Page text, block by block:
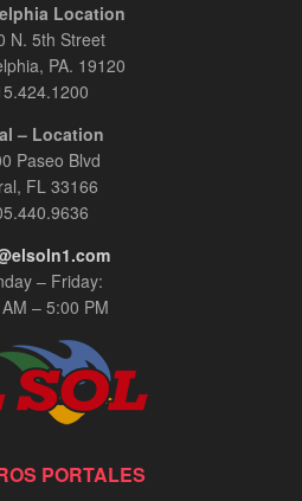
Location
N. 5th Street
PA. 19120
– Location
Paseo Blvd
FL 33166
– Friday:
– 5:00 PM
PORTALES